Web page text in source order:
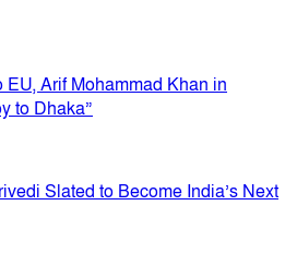
Arif Mohammad Khan in
to Dhaka”
Slated to Become India’s Next